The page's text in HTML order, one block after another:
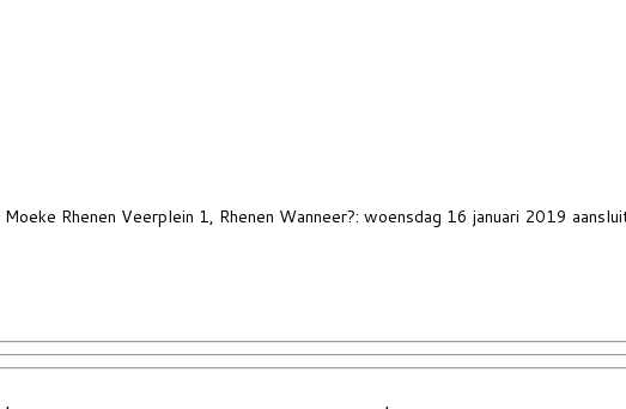
Rhenen Veerplein 1, Rhenen Wanneer?: woensdag 16 januari 2019